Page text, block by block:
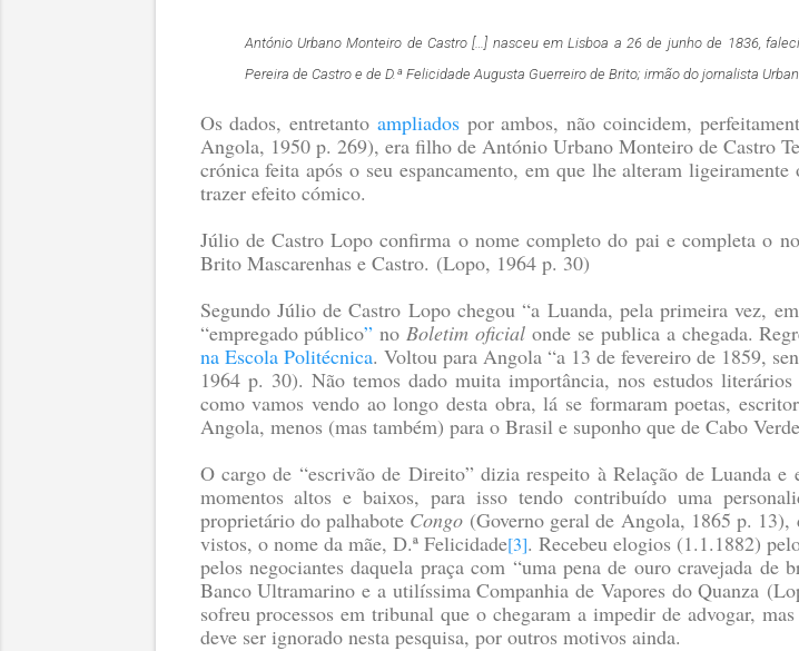
António Urbano Monteiro de Castro[…] nasceu em Lisboa a 26 de junho de 1836,
Pereira de Castro e de D.ª Felicidade Augusta Guerreiro de Brito; irmão do jornalista
Os dados, entretanto ampliadospor ambos, não coincidem,
Angola, 1950 p. 269), era filho de António Urbano Monteiro de Castro
crónica feita após o seu espancamento, em que lhe alteram
trazer efeito cómico.
Júlio de Castro Lopo confirma o nome completo do pai e completa o
Brito Mascarenhas e Castro. (Lopo, 1964 p. 30)
Segundo Júlio de Castro Lopo chegou “a Luanda, pela primeira vez,
“empregado público” noBoletim oficial onde se publica a chegada.
na Escola Politécnica. Voltou para Angola “a 13 de fevereiro de 1859,
1964 p. 30). Não temos dado muita importância, nos estudos
como vamos vendo ao longo desta obra, lá se formaram poetas,
Angola, menos (mas também) para o Brasil e suponho que de Cabo
O cargo de “escrivão de Direito” dizia respeito à Relação de Luanda
momentos altos e baixos, para isso tendo contribuído uma
proprietário do palhabote Congo (Governo geral de Angola, 1865 p. 13),
vistos, o nome da mãe, D.ª Felicidade[3]. Recebeu elogios (1.1.1882)
pelos negociantes daquela praça com “uma pena de ouro cravejada de
Banco Ultramarino e a utilíssima Companhia de Vapores do Quanza
sofreu processos em tribunal que o chegaram a impedir de advogar,
deve ser ignorado nesta pesquisa, por outros motivos ainda.